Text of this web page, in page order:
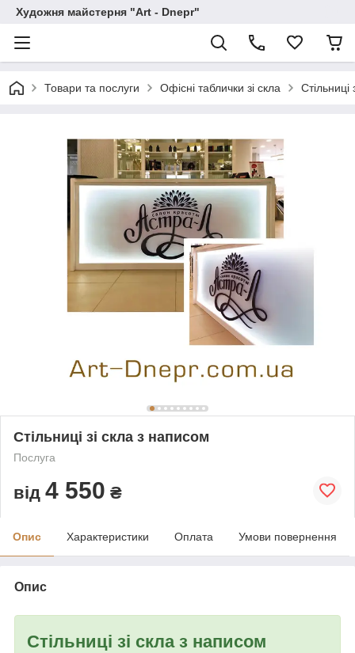
Художня майстерня "Art - Dnepr"
Товари та послуги Офісні таблички зі скла Стільниці
Стільниці зі скла з написом
Послуга
від 4 550 ₴
Опис Характеристики Оплата Умови повернення
Опис
Стільниці зі скла з написом